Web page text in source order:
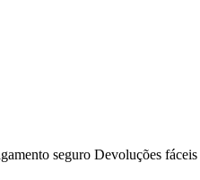
seguro Devoluções fáceis